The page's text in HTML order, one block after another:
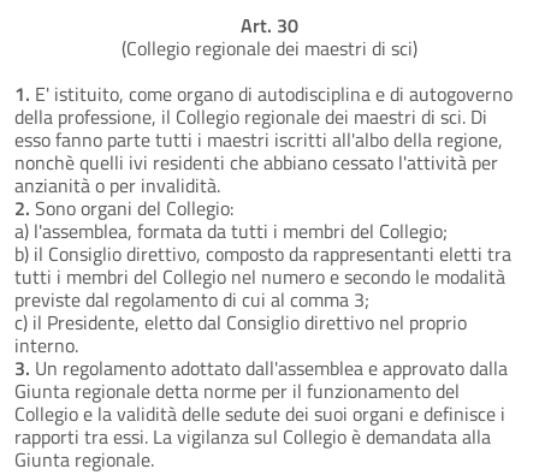
Art. 30
(Collegio regionale dei maestri di sci)
1. E' istituito, come organo di autodisciplina e di autogoverno
della professione, il Collegio regionale dei maestri di sci. Di
esso fanno parte tutti i maestri iscritti all'albo della regione,
nonchè quelli ivi residenti che abbiano cessato l'attività per
anzianità o per invalidità.
2. Sono organi del Collegio:
a) l'assemblea, formata da tutti i membri del Collegio;
b) il Consiglio direttivo, composto da rappresentanti eletti tra
tutti i membri del Collegio nel numero e secondo le modalità
previste dal regolamento di cui al comma 3;
c) il Presidente, eletto dal Consiglio direttivo nel proprio
interno.
3. Un regolamento adottato dall'assemblea e approvato dalla
Giunta regionale detta norme per il funzionamento del
Collegio e la validità delle sedute dei suoi organi e definisce i
rapporti tra essi. La vigilanza sul Collegio è demandata alla
Giunta regionale.